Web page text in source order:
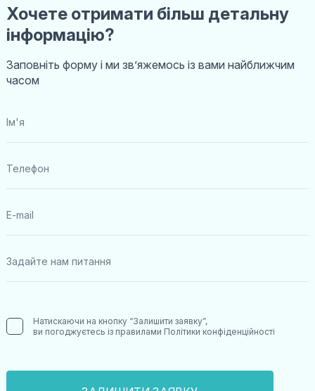
Хочете отримати більш детальну
інформацію?
Заповніть форму і ми звʼяжемось із вами найближчим
часом
Натискаючи на кнопку “Залишити заявку”,
ви погоджуєтесь із правилами Політики конфіденційності